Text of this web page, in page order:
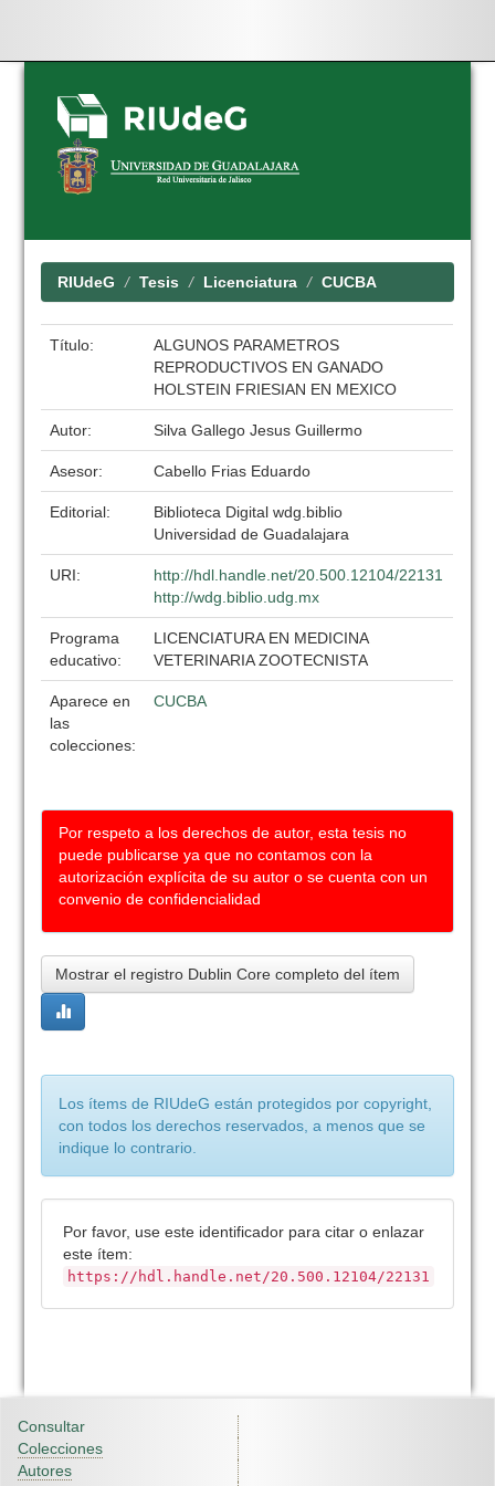
Skip
navigation
RIUdeG Tesis Licenciatura CUCBA
Título:
ALGUNOS PARAMETROS
REPRODUCTIVOS EN GANADO
HOLSTEIN FRIESIAN EN MEXICO
Autor: Silva Gallego Jesus Guillermo
Asesor: Cabello Frias Eduardo
Editorial:
Biblioteca Digital wdg.biblio
Universidad de Guadalajara
URI:
http://hdl.handle.net/20.500.12104/22131
http://wdg.biblio.udg.mx
Programa
educativo:
LICENCIATURA EN MEDICINA
VETERINARIA ZOOTECNISTA
Aparece en
las
colecciones:
CUCBA
Por respeto a los derechos de autor, esta tesis no
puede publicarse ya que no contamos con la
autorización explícita de su autor o se cuenta con un
convenio de confidencialidad
Mostrar el registro Dublin Core completo del ítem
Los ítems de RIUdeG están protegidos por copyright,
con todos los derechos reservados, a menos que se
indique lo contrario.
Por favor, use este identificador para citar o enlazar
este ítem:
https://hdl.handle.net/20.500.12104/22131
Consultar
Colecciones
Autores